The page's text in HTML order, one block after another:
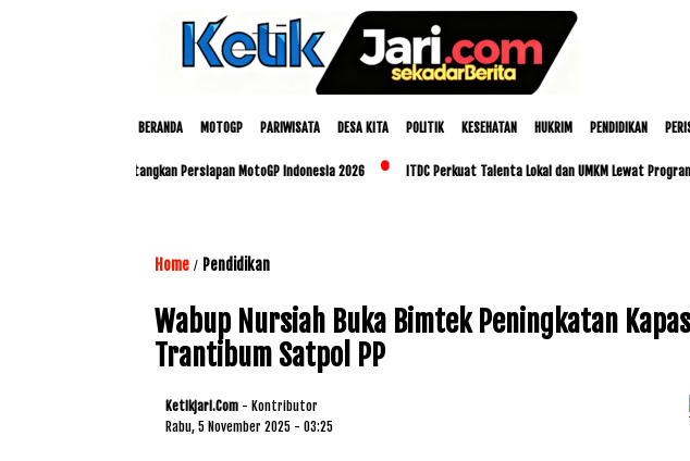
BERANDA MOTOGP PARIWISATA DESA KITA POLITIK KESEHATAN HUKRIM PENDIDIKAN
dan Polda NTB Matangkan Persiapan MotoGP Indonesia 2026 ITDC Perkuat Talenta Lokal dan UMKM Lewat Program
Home / Pendidikan
Wabup Nursiah Buka Bimtek Peningkatan
Trantibum Satpol PP
Ketikjari.com - Kontributor
Rabu, 5 November 2025 - 03:25
Pembalap Nasional